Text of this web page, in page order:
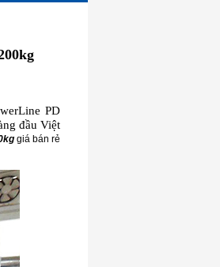
PD
đầu Việt
giá bán rẻ